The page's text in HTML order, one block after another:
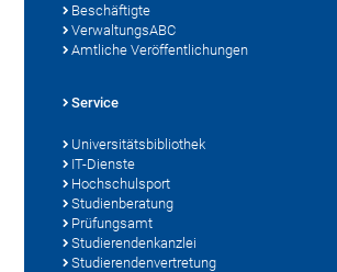
Beschäftigte
VerwaltungsABC
Amtliche Veröffentlichungen
Service
Universitätsbibliothek
IT-Dienste
Hochschulsport
Studienberatung
Prüfungsamt
Studierendenkanzlei
Studierendenvertretung